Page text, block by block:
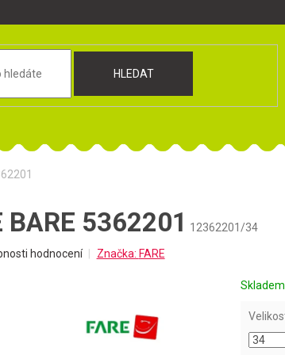
HLEDAT
5362201 12362201/34
hodnocení Značka: FARE
Skladem